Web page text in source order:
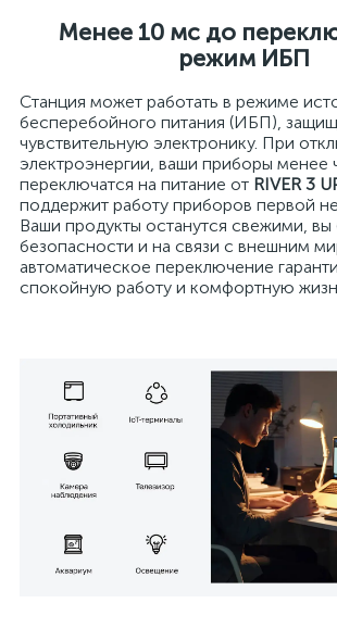
Менее 10 мс до
режим ИБП
Станция может работать в режиме
бесперебойного питания (ИБП),
чувствительную электронику. При
электроэнергии, ваши приборы менее
переключатся на питание от RIVER 3
поддержит работу приборов первой
Ваши продукты останутся свежими, вы
безопасности и на связи с внешним
автоматическое переключение
спокойную работу и комфортную